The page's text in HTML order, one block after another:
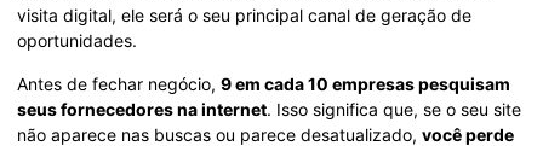
visita digital, ele será o seu principal canal de geração de
oportunidades.
Antes de fechar negócio, 9 em cada 10 empresas pesquisam
seus fornecedores na internet. Isso significa que, se o seu site
não aparece nas buscas ou parece desatualizado, você perde